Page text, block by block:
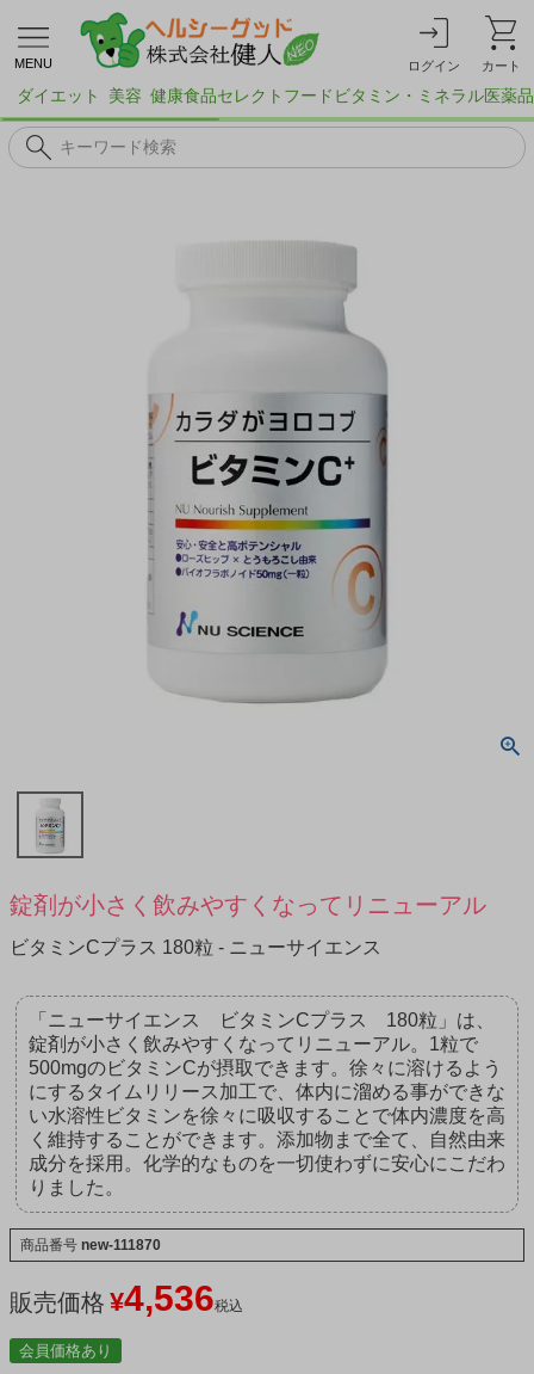
MENU ログイン カート
ダイエット 美容 健康食品セレクトフード ビタミン・ミネラル医薬品
錠剤が小さく飲みやすくなってリニューアル
ビタミンCプラス 180粒 - ニューサイエンス
「ニューサイエンス ビタミンCプラス 180粒」は、
錠剤が小さく飲みやすくなってリニューアル。1粒で
500mgのビタミンCが摂取できます。徐々に溶けるよう
にするタイムリリース加工で、体内に溜める事ができな
い水溶性ビタミンを徐々に吸収することで体内濃度を高
く維持することができます。添加物まで全て、自然由来
成分を採用。化学的なものを一切使わずに安心にこだわ
りました。
商品番号 new-111870
販売価格 ¥4,536税込
会員価格あり